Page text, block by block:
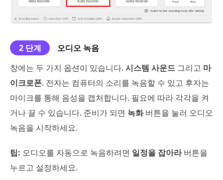
2 단계
오디오 녹음
창에는 두 가지 옵션이 있습니다. 시스템 사운드 그리고 마
이크로폰. 전자는 컴퓨터의 소리를 녹음할 수 있고 후자는
마이크를 통해 음성을 캡처합니다. 필요에 따라 각각을 켜
거나 끌 수 있습니다. 준비가 되면 녹화버튼을 눌러 오디오
녹음을 시작하세요.
팁: 오디오를 자동으로 녹음하려면 일정을 잡아라버튼을
누르고 설정하세요.